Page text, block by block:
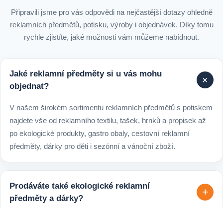
Připravili jsme pro vás odpovědi na nejčastější dotazy ohledně
reklamních předmětů, potisku, výroby i objednávek. Díky tomu
rychle zjistíte, jaké možnosti vám můžeme nabídnout.
Jaké reklamní předměty si u vás mohu
objednat?
+
V našem širokém sortimentu reklamních předmětů s potiskem
najdete vše od reklamního textilu, tašek, hrnků a propisek až
po ekologické produkty, gastro obaly, cestovní reklamní
předměty, dárky pro děti i sezónní a vánoční zboží.
Prodáváte také ekologické reklamní
předměty a dárky?
+